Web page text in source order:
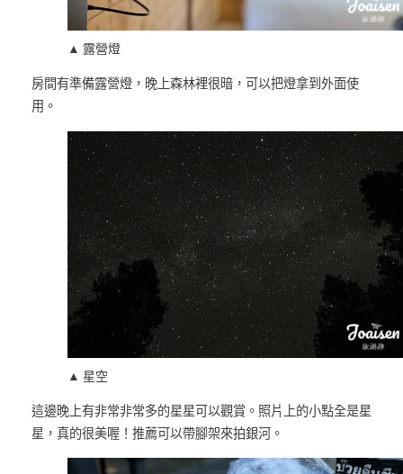
▲ 露營燈
房間有準備露營燈，晚上森林裡很暗，可以把燈拿到外面使
用。
▲ 星空
這邊晚上有非常非常多的星星可以觀賞。照片上的小點全是星
星，真的很美喔！推薦可以帶腳架來拍銀河。